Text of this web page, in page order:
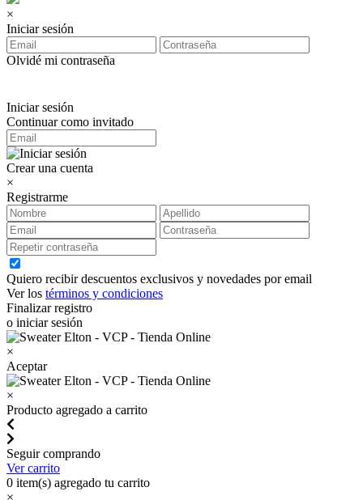
×
Iniciar sesión
Olvidé mi contraseña
Iniciar sesión
Continuar como invitado
Crear una cuenta
×
Registrarme
Quiero recibir descuentos exclusivos y novedades por email
Ver los términos y condiciones
Finalizar registro
o iniciar sesión
×
Aceptar
×
Producto agregado a carrito
Seguir comprando
Ver carrito
0 item(s) agregado tu carrito